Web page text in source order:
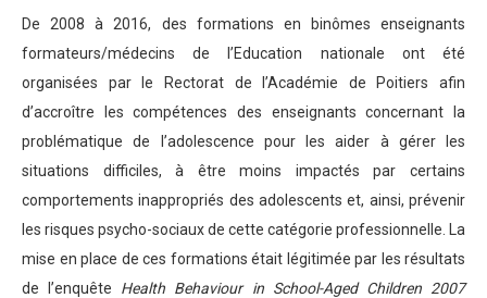
De 2008 à 2016, des formations en binômes enseignants
formateurs/médecins de l’Education nationale ont été
organisées par le Rectorat de l’Académie de Poitiers afin
d’accroître les compétences des enseignants concernant la
problématique de l’adolescence pour les aider à gérer les
situations difficiles, à être moins impactés par certains
comportements inappropriés des adolescents et, ainsi, prévenir
les risques psycho-sociaux de cette catégorie professionnelle. La
mise en place de ces formations était légitimée par les résultats
de l’enquête Health Behaviour in School-Aged Children 2007